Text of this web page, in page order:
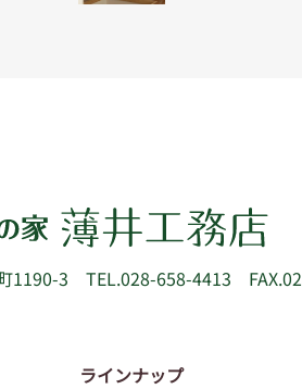
1190-3 TEL.028-658-4413
ラインナップ